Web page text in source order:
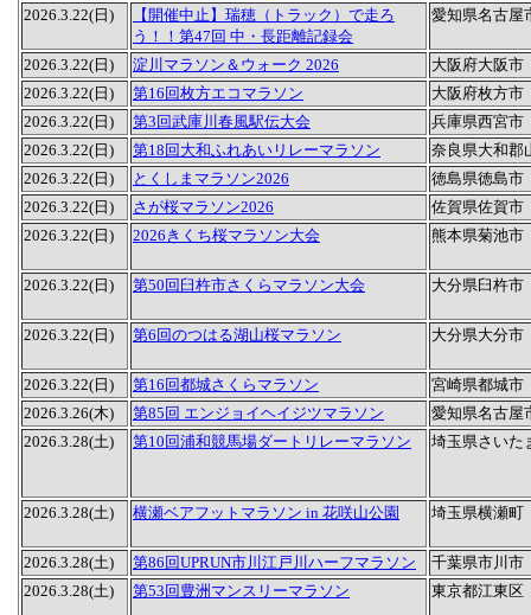
2026.3.22(日)
【開催中止】瑞穂（トラック）で走ろ
う！！第47回 中・長距離記録会
愛知県名古屋
2026.3.22(日) 淀川マラソン＆ウォーク 2026
大阪府大阪市
2026.3.22(日)
第16回枚方エコマラソン
大阪府枚方市
2026.3.22(日)
第3回武庫川春風駅伝大会
兵庫県西宮市
2026.3.22(日)
第18回大和ふれあいリレーマラソン
奈良県大和郡
2026.3.22(日)
とくしまマラソン2026
徳島県徳島市
2026.3.22(日)
さが桜マラソン2026
佐賀県佐賀市
2026.3.22(日)
2026きくち桜マラソン大会 熊本県菊池市
2026.3.22(日) 第50回臼杵市さくらマラソン大会 大分県臼杵市
2026.3.22(日) 第6回のつはる湖山桜マラソン 大分県大分市
2026.3.22(日) 第16回都城さくらマラソン
宮崎県都城市
2026.3.26(木)
第85回 エンジョイヘイジツマラソン
愛知県名古屋
2026.3.28(土)
第10回浦和競馬場ダートリレーマラソン 埼玉県さいた
2026.3.28(土) 横瀬ベアフットマラソン in 花咲山公園 埼玉県横瀬町
2026.3.28(土) 第86回UPRUN市川江戸川ハーフマラソン
千葉県市川市
2026.3.28(土)
第53回豊洲マンスリーマラソン 東京都江東区